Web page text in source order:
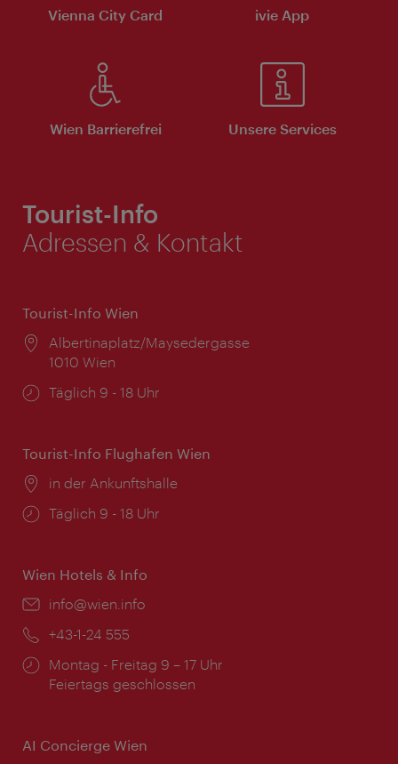
Vienna City Card ivie App
Wien Barrierefrei Unsere Services
Tourist-Info
Adressen & Kontakt
Tourist-Info Wien
Ort:
Albertinaplatz/Maysedergasse
1010 Wien
Öffnungszeiten:
Täglich 9 - 18 Uhr
Tourist-Info Flughafen Wien
Ort:
in der Ankunftshalle
Öffnungszeiten:
Täglich 9 - 18 Uhr
Wien Hotels & Info
Email:
info@wien.info
Telefon:
+43-1-24 555
Öffnungszeiten:
Montag - Freitag 9 – 17 Uhr
Feiertags geschlossen
AI Concierge Wien